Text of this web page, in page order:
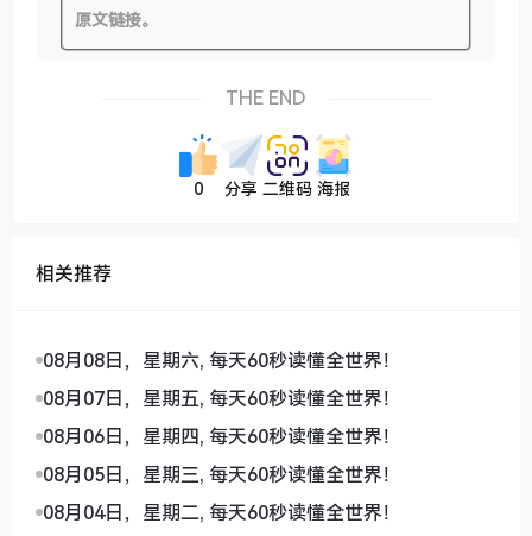
原文链接。
THE END
0 分享 二维码 海报
相关推荐
08月08日，星期六, 每天60秒读懂全世界！
08月07日，星期五, 每天60秒读懂全世界！
08月06日，星期四, 每天60秒读懂全世界！
08月05日，星期三, 每天60秒读懂全世界！
08月04日，星期二, 每天60秒读懂全世界！